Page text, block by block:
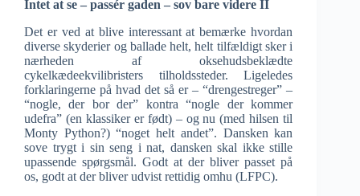
Intet at se – passér gaden – sov bare videre II
Det er ved at blive interessant at bemærke hvordan
diverse skyderier og ballade helt, helt tilfældigt sker i
nærheden af oksehudsbeklædte
cykelkædeekvilibristers tilholdssteder. Ligeledes
forklaringerne på hvad det så er – “drengestreger” –
“nogle, der bor der” kontra “nogle der kommer
udefra” (en klassiker er født) – og nu (med hilsen til
Monty Python?) “noget helt andet”. Dansken kan
sove trygt i sin seng i nat, dansken skal ikke stille
upassende spørgsmål. Godt at der bliver passet på
os, godt at der bliver udvist rettidig omhu (LFPC).